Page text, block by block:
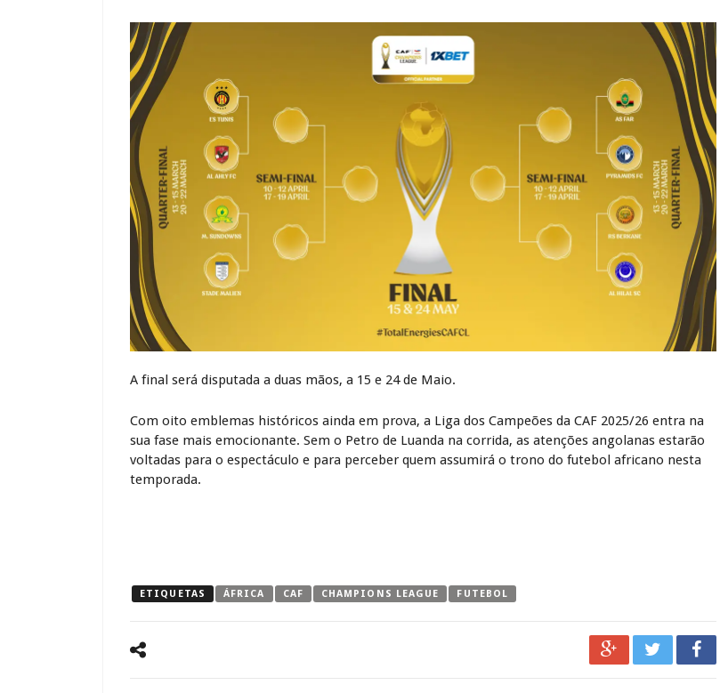
A final será disputada a duas mãos, a 15 e 24 de Maio.
Com oito emblemas históricos ainda em prova, a Liga dos Campeões da CAF 2025/26 entra na
sua fase mais emocionante. Sem o Petro de Luanda na corrida, as atenções angolanas estarão
voltadas para o espectáculo e para perceber quem assumirá o trono do futebol africano nesta
temporada.
ETIQUETAS ÁFRICA CAF CHAMPIONS LEAGUE FUTEBOL